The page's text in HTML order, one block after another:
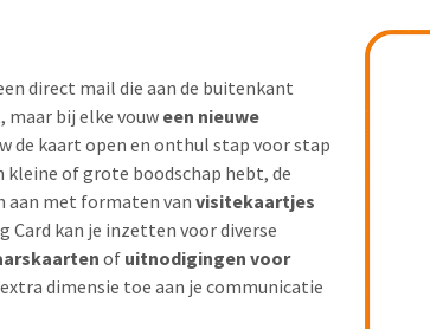
direct mail die aan de buitenkant
maar bij elke vouw een nieuwe
de kaart open en onthul stap voor stap
kleine of grote boodschap hebt, de
aan met formaten van visitekaartjes
Card kan je inzetten voor diverse
of uitnodigingen voor
extra dimensie toe aan je communicatie